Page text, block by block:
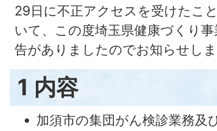
29日に不正アクセスを受けたこ
いて、この度埼玉県健康づくり
告がありましたのでお知らせし
1 内容
加須市の集団がん検診業務及